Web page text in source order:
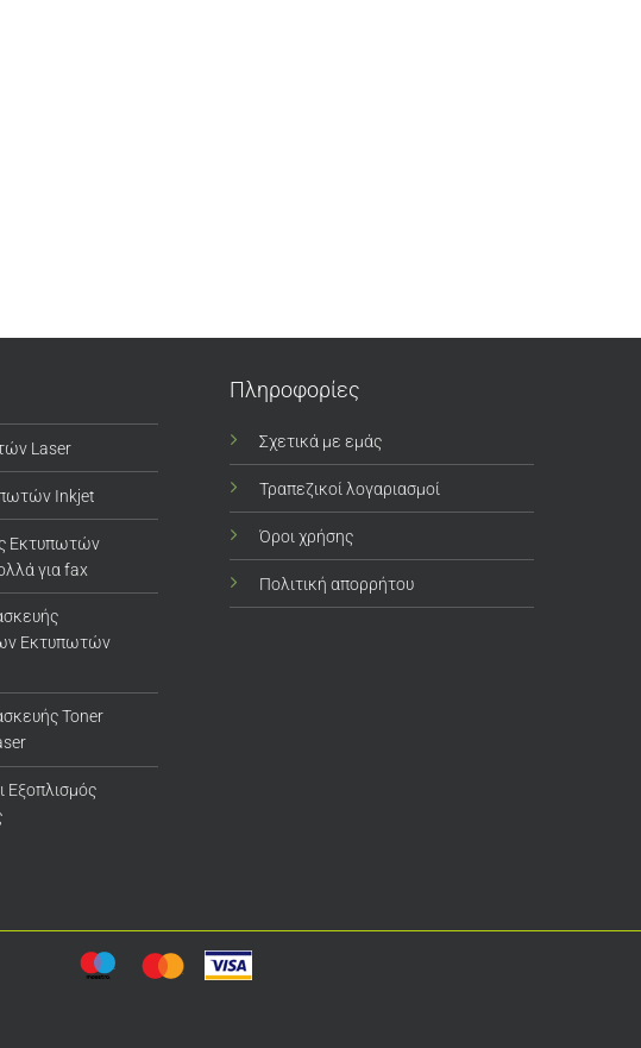
Laser
Inkjet
Εκτυπωτών
για fax
Εκτυπωτών
Toner
Εξοπλισμός
Πληροφορίες
Σχετικά με εμάς
Τραπεζικοί λογαριασμοί
Όροι χρήσης
Πολιτική απορρήτου